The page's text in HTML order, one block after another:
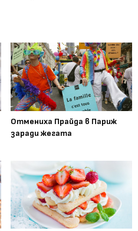
Отмениха Прайда в Париж
заради жегата